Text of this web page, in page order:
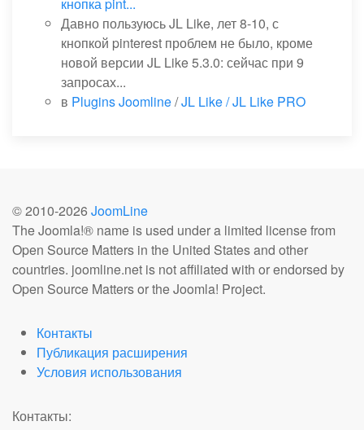
кнопка pint...
Давно пользуюсь JL Like, лет 8-10, с
кнопкой pinterest проблем не было, кроме
новой версии JL Like 5.3.0: сейчас при 9
запросах...
в Plugins Joomline/JL Like / JL Like PRO
© 2010-2026 JoomLine
The Joomla!® name is used under a limited license from
Open Source Matters in the United States and other
countries. joomline.net is not affiliated with or endorsed by
Open Source Matters or the Joomla! Project.
Контакты
Публикация расширения
Условия использования
Контакты: